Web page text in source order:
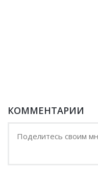
КОММЕНТАРИИ